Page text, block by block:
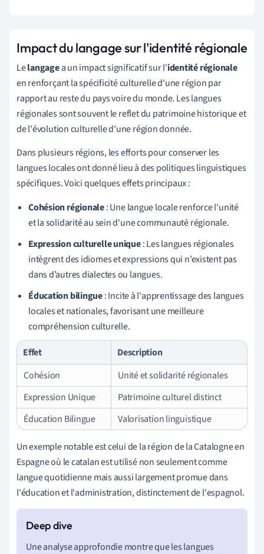
Impact du langage sur l'identité régionale
Lelangagea un impact significatif sur l'identité régionale
en renforçant la spécificité culturelle d'une région par
rapport au reste du pays voire du monde. Les langues
régionales sont souvent le reflet du patrimoine historique et
de l'évolution culturelle d'une région donnée.
Dans plusieurs régions, les efforts pour conserver les
langues locales ont donné lieu à des politiques linguistiques
spécifiques. Voici quelques effets principaux :
Cohésion régionale: Une langue locale renforce l'unité
et la solidarité au sein d'une communauté régionale.
Expression culturelle unique: Les langues régionales
intègrent des idiomes et expressions qui n’existent pas
dans d’autres dialectes ou langues.
Éducation bilingue: Incite à l'apprentissage des langues
locales et nationales, favorisant une meilleure
compréhension culturelle.
Effet
Description
Cohésion
Unité et solidarité régionales
Expression Unique
Patrimoine culturel distinct
Éducation Bilingue
Valorisation linguistique
Un exemple notable est celui de la région de la Catalogne en
Espagne où le catalan est utilisé non seulement comme
langue quotidienne mais aussi largement promue dans
l'éducation et l'administration, distinctement de l'espagnol.
Une analyse approfondie montre que les langues